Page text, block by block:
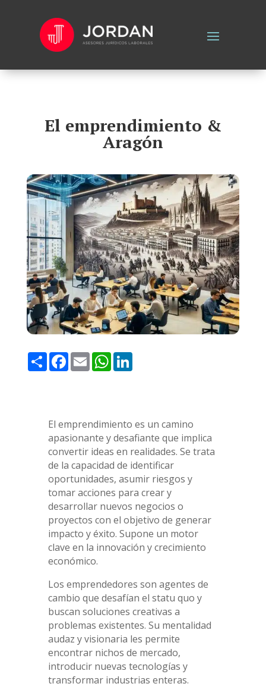
El emprendimiento &
Aragón
ShareFacebook
EmailWhatsAppLinkedIn
El emprendimiento es un camino
apasionante y desafiante que implica
convertir ideas en realidades. Se trata
de la capacidad de identificar
oportunidades, asumir riesgos y
tomar acciones para crear y
desarrollar nuevos negocios o
proyectos con el objetivo de generar
impacto y éxito. Supone un motor
clave en la innovación y crecimiento
económico.
Los emprendedores son agentes de
cambio que desafían el statu quo y
buscan soluciones creativas a
problemas existentes. Su mentalidad
audaz y visionaria les permite
encontrar nichos de mercado,
introducir nuevas tecnologías y
transformar industrias enteras.